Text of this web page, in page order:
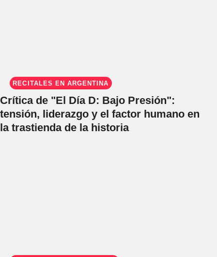
RECITALES EN ARGENTINA
Crítica de "El Día D: Bajo Presión":
tensión, liderazgo y el factor humano en
la trastienda de la historia